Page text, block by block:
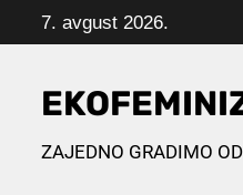
to
7. avgust 2026.
ZAJEDNO GRADIMO